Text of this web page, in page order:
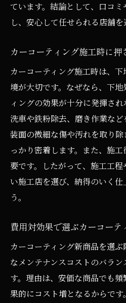
カーコーティング最
響紹介
ト解説
カーコーティング新
質問
新商品カーコーティング
ガイド
カーコーティング新
ニック
郡山市で信頼できる
活用法
費用対効果が高いカ
の選定法
失敗しないカーコー
前準備
ています。結論として、口コ
し、安心して任せられる店舗を
カーコーティング施工時に
カーコーティング施工時は、
境が大切です。なぜなら、下
ィングの効果が十分に発揮され
洗車や鉄粉除去、磨き作業な
装面の微細な傷や汚れを取り
っかり密着します。また、施
要です。したがって、施工工
い施工店を選び、納得のいく
う。
費用対効果で選ぶカーコー
カーコーティング新商品を選
なメンテナンスコストのバラ
す。理由は、安価な商品でも
果的にコスト増となるからで